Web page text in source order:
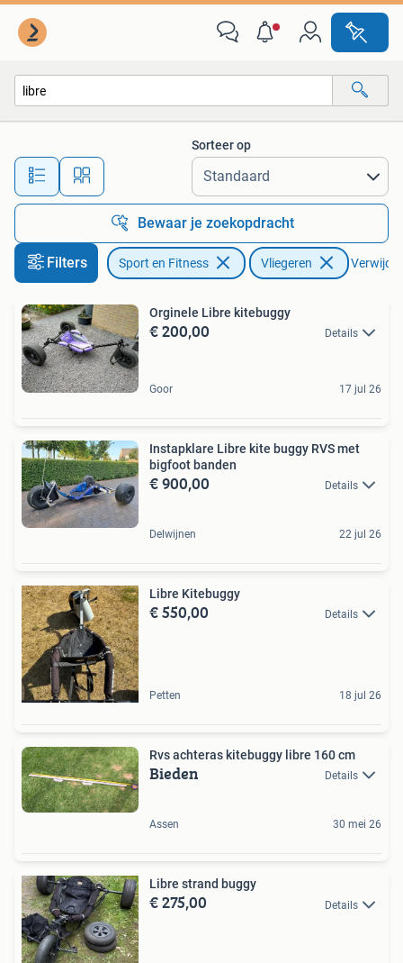
Alle afstanden…
Sorteer op
Bewaar je zoekopdracht
Filters Sport en Fitness Vliegeren
Orginele Libre kitebuggy
€ 200,00 Details
Goor 17 jul 26
Instapklare Libre kite buggy RVS met
bigfoot banden
€ 900,00 Details
Delwijnen 22 jul 26
Libre Kitebuggy
€ 550,00 Details
Petten 18 jul 26
Rvs achteras kitebuggy libre 160 cm
Bieden Details
Assen 30 mei 26
Libre strand buggy
€ 275,00 Details